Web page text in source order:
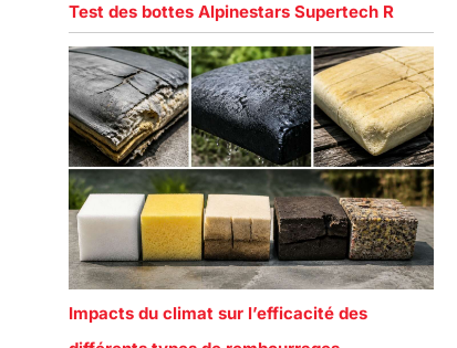
Test des bottes Alpinestars Supertech R
Impacts du climat sur l’efficacité des